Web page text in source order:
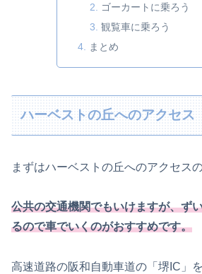
ゴーカートに乗ろう
観覧車に乗ろう
まとめ
ハーベストの丘へのアクセス
まずはハーベストの丘へのアクセス
公共の交通機関でもいけますが、ず
るので車でいくのがおすすめです。
高速道路の阪和自動車道の「堺IC」